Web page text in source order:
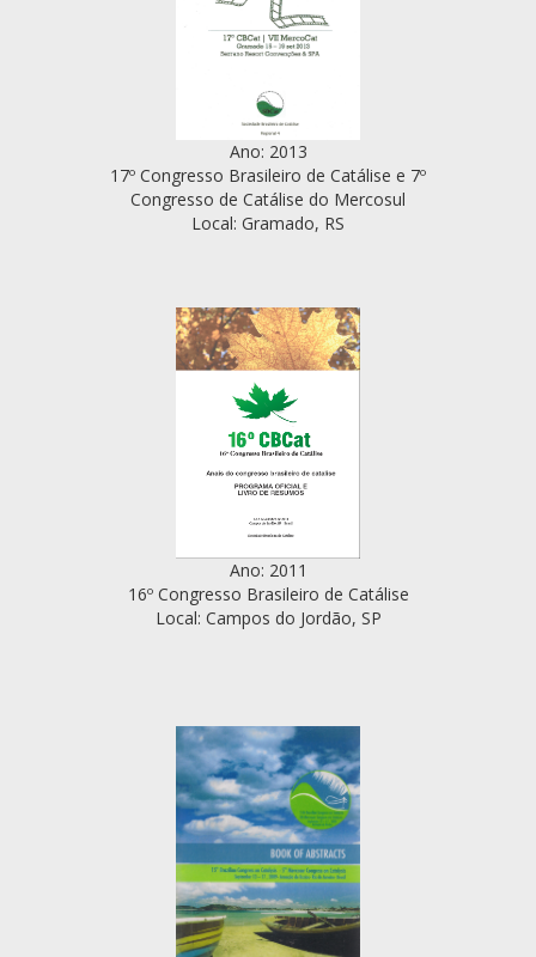
Ano: 2013
17º Congresso Brasileiro de Catálise e 7º
Congresso de Catálise do Mercosul
Local: Gramado, RS
Ano: 2011
16º Congresso Brasileiro de Catálise
Local: Campos do Jordão, SP